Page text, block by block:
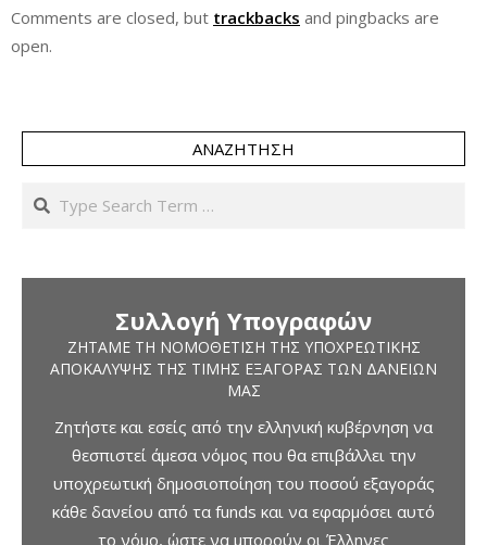
Comments are closed, but trackbacks and pingbacks are
open.
ΑΝΑΖΉΤΗΣΗ
Search
Συλλογή Υπογραφών
ΖΗΤΆΜΕ ΤΗ ΝΟΜΟΘΈΤΙΣΗ ΤΗΣ ΥΠΟΧΡΕΩΤΙΚΉΣ
ΑΠΟΚΆΛΥΨΗΣ ΤΗΣ ΤΙΜΉΣ ΕΞΑΓΟΡΆΣ ΤΩΝ ΔΑΝΕΊΩΝ
ΜΑΣ
Ζητήστε και εσείς από την ελληνική κυβέρνηση να
θεσπιστεί άμεσα νόμος που θα επιβάλλει την
υποχρεωτική δημοσιοποίηση του ποσού εξαγοράς
κάθε δανείου από τα funds και να εφαρμόσει αυτό
το νόμο, ώστε να μπορούν οι Έλληνες